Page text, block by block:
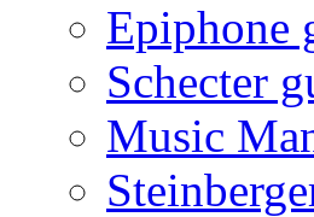
Epiphone
Schecter
Music